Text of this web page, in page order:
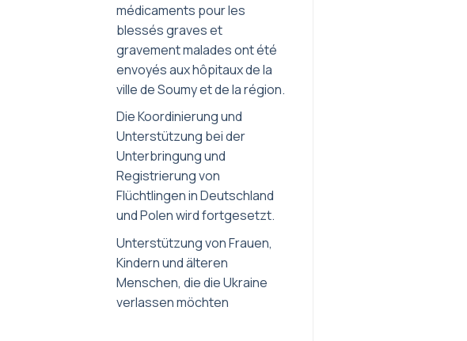
médicaments pour les
blessés graves et
gravement malades ont été
envoyés aux hôpitaux de la
ville de Soumy et de la région.
Die Koordinierung und
Unterstützung bei der
Unterbringung und
Registrierung von
Flüchtlingen in Deutschland
und Polen wird fortgesetzt.
Unterstützung von Frauen,
Kindern und älteren
Menschen, die die Ukraine
verlassen möchten